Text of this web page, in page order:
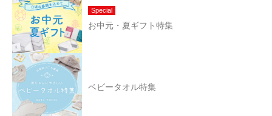
Special
お中元・夏ギフト特集
ベビータオル特集